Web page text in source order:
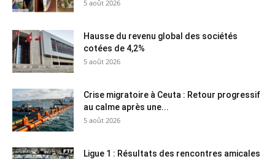
5 août 2026
Hausse du revenu global des sociétés
cotées de 4,2%
5 août 2026
Crise migratoire à Ceuta : Retour progressif
au calme après une...
5 août 2026
Ligue 1 : Résultats des rencontres amicales